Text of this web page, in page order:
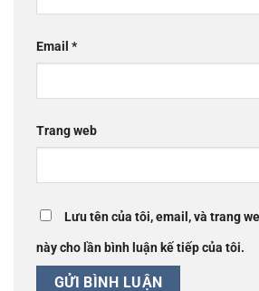
Email *
Trang web
Lưu tên của tôi, email, và trang
này cho lần bình luận kế tiếp của tôi.